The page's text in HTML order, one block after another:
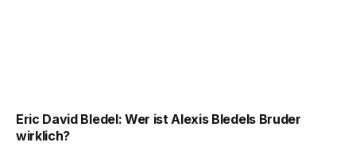
Eric David Bledel: Wer ist Alexis Bledels Bruder
wirklich?